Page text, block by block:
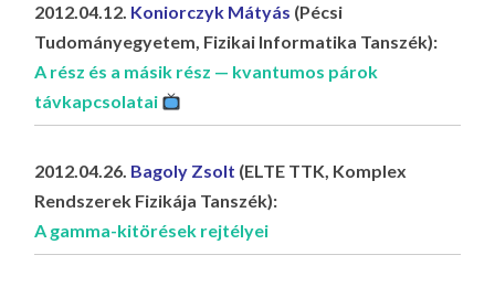
2012.04.12. Koniorczyk Mátyás (Pécsi
Tudományegyetem, Fizikai Informatika Tanszék):
A rész és a másik rész — kvantumos párok
távkapcsolatai
2012.04.26. Bagoly Zsolt (ELTE TTK, Komplex
Rendszerek Fizikája Tanszék):
A gamma-kitörések rejtélyei